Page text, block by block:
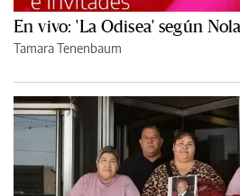
En vivo: 'La Odisea' según
Tamara Tenenbaum